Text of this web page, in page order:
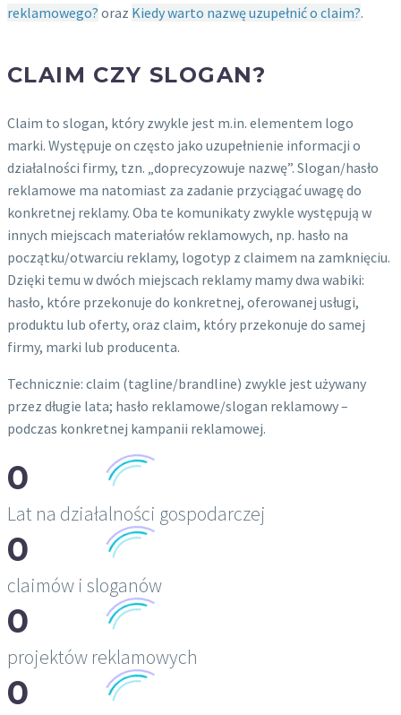
reklamowego? oraz Kiedy warto nazwę uzupełnić o claim?.
CLAIM CZY SLOGAN?
Claim to slogan, który zwykle jest m.in. elementem logo
marki. Występuje on często jako uzupełnienie informacji o
działalności firmy, tzn. „doprecyzowuje nazwę”. Slogan/hasło
reklamowe ma natomiast za zadanie przyciągać uwagę do
konkretnej reklamy. Oba te komunikaty zwykle występują w
innych miejscach materiałów reklamowych, np. hasło na
początku/otwarciu reklamy, logotyp z claimem na zamknięciu.
Dzięki temu w dwóch miejscach reklamy mamy dwa wabiki:
hasło, które przekonuje do konkretnej, oferowanej usługi,
produktu lub oferty, oraz claim, który przekonuje do samej
firmy, marki lub producenta.
Technicznie: claim (tagline/brandline) zwykle jest używany
przez długie lata; hasło reklamowe/slogan reklamowy –
podczas konkretnej kampanii reklamowej.
0
Lat na działalności gospodarczej
0
claimów i sloganów
0
projektów reklamowych
0